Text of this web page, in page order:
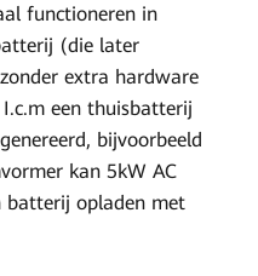
functioneren in
(die later
extra hardware
een thuisbatterij
bijvoorbeeld
kan 5kW AC
batterij opladen met